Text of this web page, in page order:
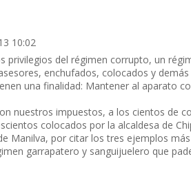
10:02
privilegios del régimen corrupto, un
enchufados, colocados y
una finalidad: Mantener al aparato
nuestros impuestos, a los cientos de
colocados por la alcaldesa de
Manilva, por citar los tres ejemplos
garrapatero y sanguijuelero que